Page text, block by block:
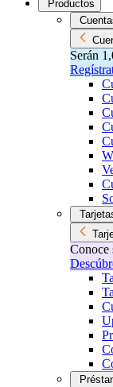
Productos
Serán
Conoce